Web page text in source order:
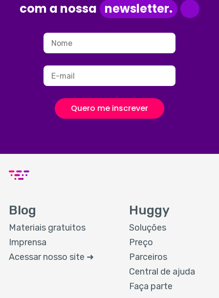
com a nossa newsletter.
Quero me inscrever
Blog
Materiais gratuitos
Imprensa
Acessar nosso site ➜
Huggy
Soluções
Preço
Parceiros
Central de ajuda
Faça parte